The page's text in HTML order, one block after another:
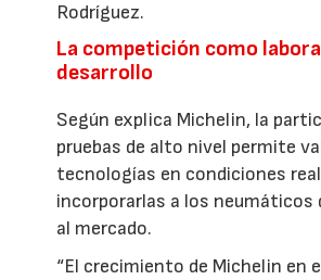
Rodríguez.
La competición como
desarrollo
Según explica Michelin, la
pruebas de alto nivel permite
tecnologías en condiciones
incorporarlas a los neumáticos
al mercado.
“El crecimiento de Michelin en